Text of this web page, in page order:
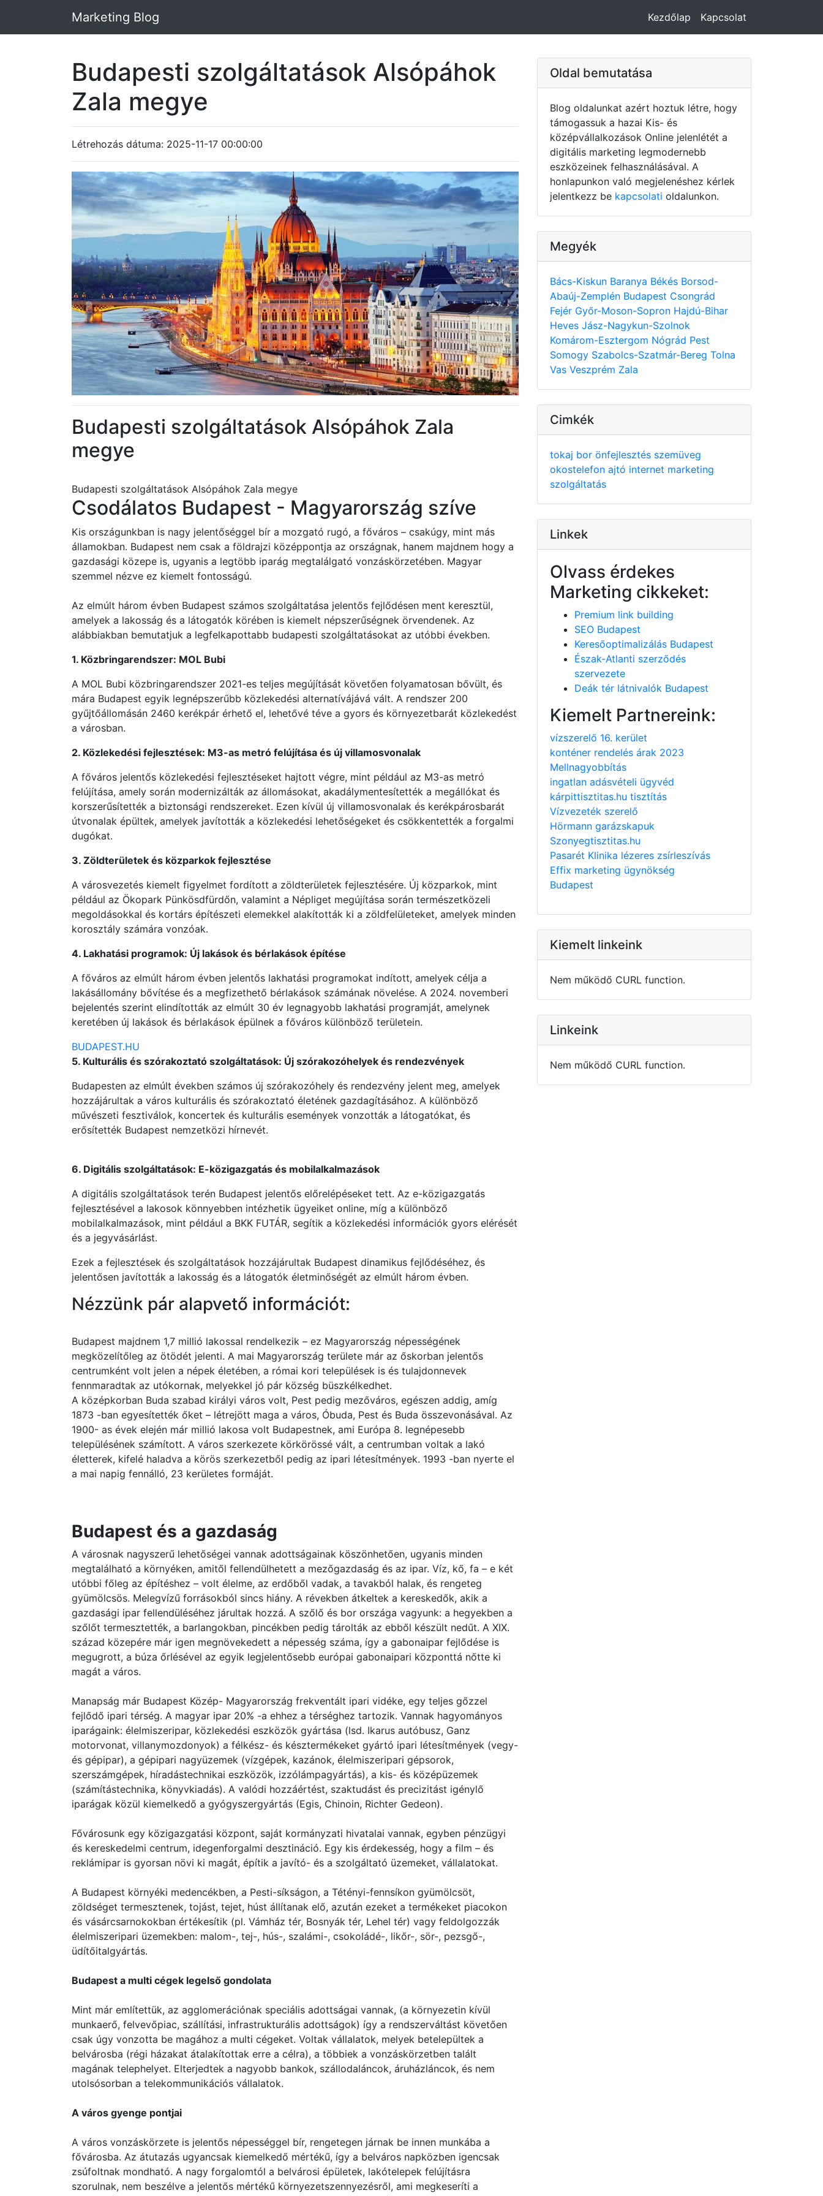
Marketing Blog Kezdőlap Kapcsolat
Budapesti szolgáltatások Alsópáhok
Zala megye
Létrehozás dátuma: 2025-11-17 00:00:00
Budapesti szolgáltatások Alsópáhok Zala
megye
Budapesti szolgáltatások Alsópáhok Zala megye
Csodálatos Budapest - Magyarország szíve
Kis országunkban is nagy jelentőséggel bír a mozgató rugó, a főváros – csakúgy, mint más
államokban. Budapest nem csak a földrajzi középpontja az országnak, hanem majdnem hogy a
gazdasági közepe is, ugyanis a legtöbb iparág megtalálgató vonzáskörzetében. Magyar
szemmel nézve ez kiemelt fontosságú.
Az elmúlt három évben Budapest számos szolgáltatása jelentős fejlődésen ment keresztül,
amelyek a lakosság és a látogatók körében is kiemelt népszerűségnek örvendenek. Az
alábbiakban bemutatjuk a legfelkapottabb budapesti szolgáltatásokat az utóbbi években.
1. Közbringarendszer: MOL Bubi
A MOL Bubi közbringarendszer 2021-es teljes megújítását követően folyamatosan bővült, és
mára Budapest egyik legnépszerűbb közlekedési alternatívájává vált. A rendszer 200
gyűjtőállomásán 2460 kerékpár érhető el, lehetővé téve a gyors és környezetbarát közlekedést
a városban.
2. Közlekedési fejlesztések: M3-as metró felújítása és új villamosvonalak
A főváros jelentős közlekedési fejlesztéseket hajtott végre, mint például az M3-as metró
felújítása, amely során modernizálták az állomásokat, akadálymentesítették a megállókat és
korszerűsítették a biztonsági rendszereket. Ezen kívül új villamosvonalak és kerékpárosbarát
útvonalak épültek, amelyek javították a közlekedési lehetőségeket és csökkentették a forgalmi
dugókat.
3. Zöldterületek és közparkok fejlesztése
A városvezetés kiemelt figyelmet fordított a zöldterületek fejlesztésére. Új közparkok, mint
például az Ökopark Pünkösdfürdőn, valamint a Népliget megújítása során természetközeli
megoldásokkal és kortárs építészeti elemekkel alakították ki a zöldfelületeket, amelyek minden
korosztály számára vonzóak.
4. Lakhatási programok: Új lakások és bérlakások építése
A főváros az elmúlt három évben jelentős lakhatási programokat indított, amelyek célja a
lakásállomány bővítése és a megfizethető bérlakások számának növelése. A 2024. novemberi
bejelentés szerint elindították az elmúlt 30 év legnagyobb lakhatási programját, amelynek
keretében új lakások és bérlakások épülnek a főváros különböző területein.
BUDAPEST.HU
5. Kulturális és szórakoztató szolgáltatások: Új szórakozóhelyek és rendezvények
Budapesten az elmúlt években számos új szórakozóhely és rendezvény jelent meg, amelyek
hozzájárultak a város kulturális és szórakoztató életének gazdagításához. A különböző
művészeti fesztiválok, koncertek és kulturális események vonzották a látogatókat, és
erősítették Budapest nemzetközi hírnevét.
6. Digitális szolgáltatások: E-közigazgatás és mobilalkalmazások
A digitális szolgáltatások terén Budapest jelentős előrelépéseket tett. Az e-közigazgatás
fejlesztésével a lakosok könnyebben intézhetik ügyeiket online, míg a különböző
mobilalkalmazások, mint például a BKK FUTÁR, segítik a közlekedési információk gyors elérését
és a jegyvásárlást.
Ezek a fejlesztések és szolgáltatások hozzájárultak Budapest dinamikus fejlődéséhez, és
jelentősen javították a lakosság és a látogatók életminőségét az elmúlt három évben.
Nézzünk pár alapvető információt:
Budapest majdnem 1,7 millió lakossal rendelkezik – ez Magyarország népességének
megközelítőleg az ötödét jelenti. A mai Magyarország területe már az őskorban jelentős
centrumként volt jelen a népek életében, a római kori települések is és tulajdonnevek
fennmaradtak az utókornak, melyekkel jó pár község büszkélkedhet.
A középkorban Buda szabad királyi város volt, Pest pedig mezőváros, egészen addig, amíg
1873 -ban egyesítették őket – létrejött maga a város, Óbuda, Pest és Buda összevonásával. Az
1900- as évek elején már millió lakosa volt Budapestnek, ami Európa 8. legnépesebb
településének számított. A város szerkezete körkörössé vált, a centrumban voltak a lakó
életterek, kifelé haladva a körös szerkezetből pedig az ipari létesítmények. 1993 -ban nyerte el
a mai napig fennálló, 23 kerületes formáját.
Budapest és a gazdaság
A városnak nagyszerű lehetőségei vannak adottságainak köszönhetően, ugyanis minden
megtalálható a környéken, amitől fellendülhetett a mezőgazdaság és az ipar. Víz, kő, fa – e két
utóbbi főleg az építéshez – volt élelme, az erdőből vadak, a tavakból halak, és rengeteg
gyümölcsös. Melegvízű forrásokból sincs hiány. A révekben átkeltek a kereskedők, akik a
gazdasági ipar fellendüléséhez járultak hozzá. A szőlő és bor országa vagyunk: a hegyekben a
szőlőt termesztették, a barlangokban, pincékben pedig tárolták az ebből készült nedűt. A XIX.
század közepére már igen megnövekedett a népesség száma, így a gabonaipar fejlődése is
megugrott, a búza őrlésével az egyik legjelentősebb európai gabonaipari központtá nőtte ki
magát a város.
Manapság már Budapest Közép- Magyarország frekventált ipari vidéke, egy teljes gőzzel
fejlődő ipari térség. A magyar ipar 20% -a ehhez a térséghez tartozik. Vannak hagyományos
iparágaink: élelmiszeripar, közlekedési eszközök gyártása (lsd. Ikarus autóbusz, Ganz
motorvonat, villanymozdonyok) a félkész- és késztermékeket gyártó ipari létesítmények (vegy-
és gépipar), a gépipari nagyüzemek (vízgépek, kazánok, élelmiszeripari gépsorok,
szerszámgépek, híradástechnikai eszközök, izzólámpagyártás), a kis- és középüzemek
(számítástechnika, könyvkiadás). A valódi hozzáértést, szaktudást és precizitást igénylő
iparágak közül kiemelkedő a gyógyszergyártás (Egis, Chinoin, Richter Gedeon).
Fővárosunk egy közigazgatási központ, saját kormányzati hivatalai vannak, egyben pénzügyi
és kereskedelmi centrum, idegenforgalmi desztináció. Egy kis érdekesség, hogy a film – és
reklámipar is gyorsan növi ki magát, építik a javító- és a szolgáltató üzemeket, vállalatokat.
A Budapest környéki medencékben, a Pesti-síkságon, a Tétényi-fennsíkon gyümölcsöt,
zöldséget termesztenek, tojást, tejet, húst állítanak elő, azután ezeket a termékeket piacokon
és vásárcsarnokokban értékesítik (pl. Vámház tér, Bosnyák tér, Lehel tér) vagy feldolgozzák
élelmiszeripari üzemekben: malom-, tej-, hús-, szalámi-, csokoládé-, likőr-, sör-, pezsgő-,
üdítőitalgyártás.
Budapest a multi cégek legelső gondolata
Mint már említettük, az agglomerációnak speciális adottságai vannak, (a környezetin kívül
munkaerő, felvevőpiac, szállítási, infrastrukturális adottságok) így a rendszerváltást követően
csak úgy vonzotta be magához a multi cégeket. Voltak vállalatok, melyek betelepültek a
belvárosba (régi házakat átalakítottak erre a célra), a többiek a vonzáskörzetben talált
magának telephelyet. Elterjedtek a nagyobb bankok, szállodaláncok, áruházláncok, és nem
utolsósorban a telekommunikációs vállalatok.
A város gyenge pontjai
A város vonzáskörzete is jelentős népességgel bír, rengetegen járnak be innen munkába a
fővárosba. Az átutazás ugyancsak kiemelkedő mértékű, így a belváros napközben igencsak
zsúfoltnak mondható. A nagy forgalomtól a belvárosi épületek, lakótelepek felújításra
szorulnak, nem beszélve a jelentős mértékű környezetszennyezésről, ami megkeseríti a
Oldal bemutatása
Blog oldalunkat azért hoztuk létre, hogy
támogassuk a hazai Kis- és
középvállalkozások Online jelenlétét a
digitális marketing legmodernebb
eszközeinek felhasználásával. A
honlapunkon való megjelenéshez kérlek
jelentkezz be kapcsolati oldalunkon.
Megyék
Bács-Kiskun Baranya Békés Borsod-
Abaúj-Zemplén Budapest Csongrád
Fejér Győr-Moson-Sopron Hajdú-Bihar
Heves Jász-Nagykun-Szolnok
Komárom-Esztergom Nógrád Pest
Somogy Szabolcs-Szatmár-Bereg Tolna
Vas Veszprém Zala
Cimkék
tokaj bor önfejlesztés szemüveg
okostelefon ajtó internet marketing
szolgáltatás
Linkek
Olvass érdekes
Marketing cikkeket:
Premium link building
SEO Budapest
Keresőoptimalizálás Budapest
Észak-Atlanti szerződés
szervezete
Deák tér látnivalók Budapest
Kiemelt Partnereink:
vízszerelő 16. kerület
konténer rendelés árak 2023
Mellnagyobbítás
ingatlan adásvételi ügyvéd
kárpittisztitas.hu tisztítás
Vízvezeték szerelő
Hörmann garázskapuk
Szonyegtisztitas.hu
Pasarét Klinika lézeres zsírleszívás
Effix marketing ügynökség
Budapest
Kiemelt linkeink
Nem működő CURL function.
Linkeink
Nem működő CURL function.